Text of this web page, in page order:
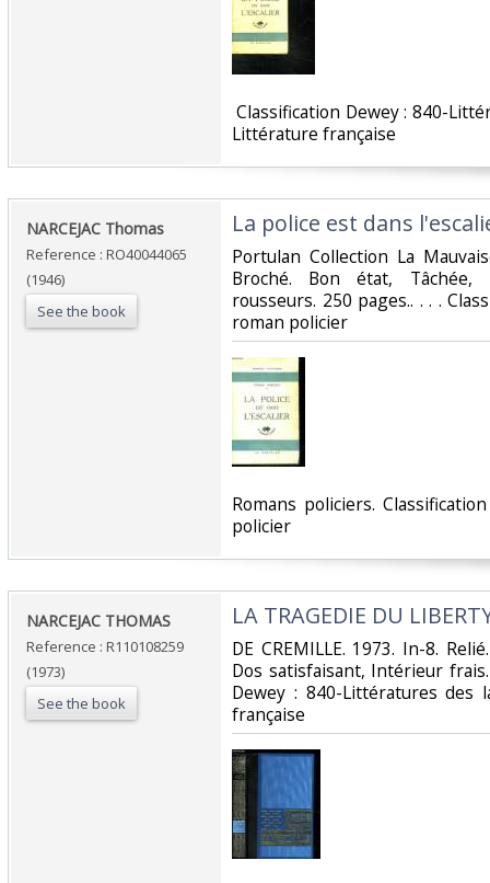
Classification Dewey : 840-
Littérature française‎
‎NARCEJAC Thomas‎
Reference : RO40044065
(1946)
See the book
‎La police est dans
‎Portulan Collection La
Broché. Bon état, Tâchée,
rousseurs. 250 pages.. . . .
roman policier‎
‎Romans policiers.
policier‎
‎NARCEJAC THOMAS‎
Reference : R110108259
(1973)
See the book
‎LA TRAGEDIE DU
‎DE CREMILLE. 1973. In-8.
Dos satisfaisant, Intérieur
Dewey : 840-Littératures des
française‎